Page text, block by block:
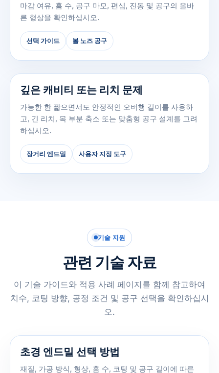
마감 여유, 홈 수, 공구 마모, 편심, 진동 및 공구의 올바
른 형상을 확인하십시오.
선택 가이드 볼 노즈 공구
깊은 캐비티 또는 리치 문제
가능한 한 짧으면서도 안정적인 오버행 길이를 사용하
고, 긴 리치, 목 부분 축소 또는 맞춤형 공구 설계를 고려
하십시오.
장거리 엔드밀 사용자 지정 도구
기술 지원
관련 기술 자료
이 기술 가이드와 적용 사례 페이지를 함께 참고하여
치수, 코팅 방향, 공정 조건 및 공구 선택을 확인하십시
오.
초경 엔드밀 선택 방법
재질, 가공 방식, 형상, 홈 수, 코팅 및 공구 길이에 따른